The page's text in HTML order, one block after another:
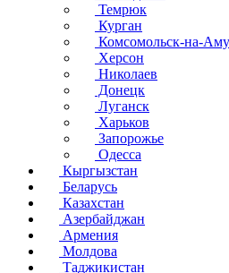
Темрюк
Курган
Комсомольск-на-
Херсон
Николаев
Донецк
Луганск
Харьков
Запорожье
Одесса
Кыргызстан
Беларусь
Казахстан
Азербайджан
Армения
Молдова
Таджикистан